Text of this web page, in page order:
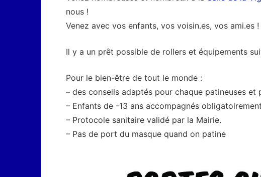
nous !
Venez avec vos enfants, vos voisin.es, vos ami.es !
Il y a un prêt possible de rollers et équipements
Pour le bien-être de tout le monde :
– des conseils adaptés pour chaque patineuses et
– Enfants de -13 ans accompagnés
– Protocole sanitaire validé par la Mairie.
– Pas de port du masque quand on patine